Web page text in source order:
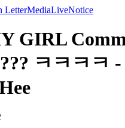
LetterMediaLiveNotice
GIRL
ㅋㅋㅋㅋ -